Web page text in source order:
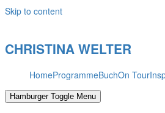
Skip to content
CHRISTINA WELTER
HomeProgrammeBuchOn Tour
Hamburger Toggle Menu